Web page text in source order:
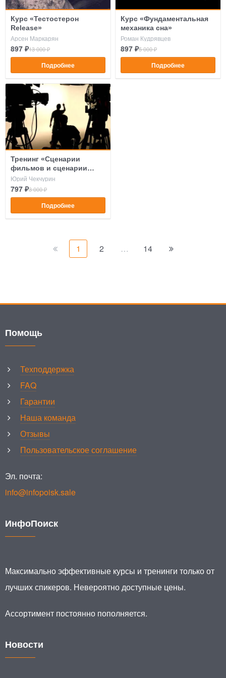
Курс «Тестостерон
Release»
Арсен Маркарян
897 ₽13 000 ₽
Подробнее
Курс «Фундаментальная
механика сна»
Роман Кудрявцев
897 ₽5 000 ₽
Подробнее
Тренинг «Сценарии
фильмов и сценарии
жизни»
Юрий Чекчурин
797 ₽3 000 ₽
Подробнее
1 2 … 14
Помощь
Техподдержка
FAQ
Гарантии
Наша команда
Отзывы
Пользовательское соглашение
Эл. почта:
info@infopoisk.sale
ИнфоПоиск
Максимально эффективные курсы и тренинги только от
лучших спикеров. Невероятно доступные цены.
Ассортимент постоянно пополняется.
Новости